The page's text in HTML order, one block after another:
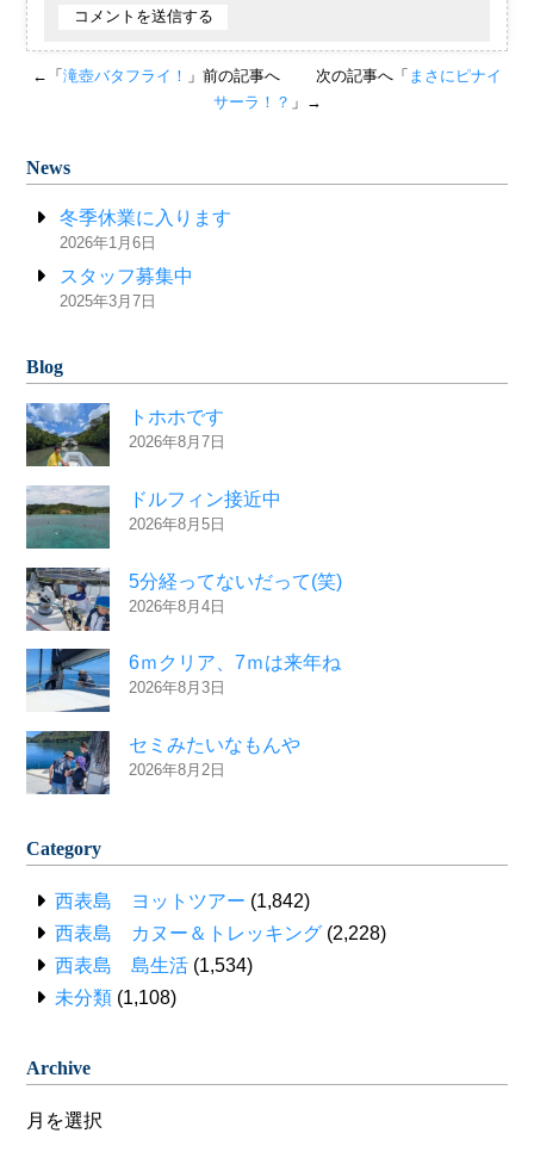
←「滝壺バタフライ！ 」前の記事へ 次の記事へ「 まさにピナイ
サーラ！？ 」→
News
冬季休業に入ります
2026年1月6日
スタッフ募集中
2025年3月7日
Blog
トホホです
2026年8月7日
ドルフィン接近中
2026年8月5日
5分経ってないだって(笑)
2026年8月4日
6ｍクリア、7ｍは来年ね
2026年8月3日
セミみたいなもんや
2026年8月2日
Category
西表島 ヨットツアー (1,842)
西表島 カヌー＆トレッキング (2,228)
西表島 島生活 (1,534)
未分類 (1,108)
Archive
Archive